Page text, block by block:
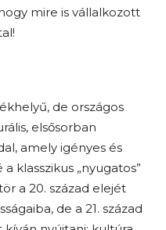
mire is vállalkozott
de országos
elsősorban
amely igényes és
klasszikus „nyugatos”
a 20. század elejét
de a 21. század